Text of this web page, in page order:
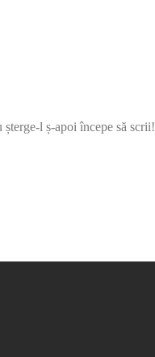
l ș-apoi începe să scrii!